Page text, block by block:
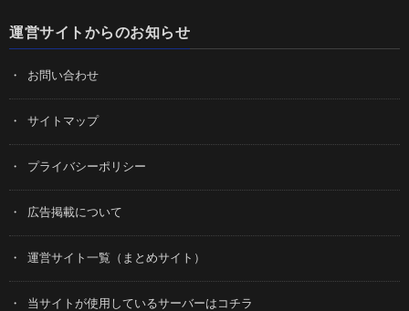
運営サイトからのお知らせ
お問い合わせ
サイトマップ
プライバシーポリシー
広告掲載について
運営サイト一覧（まとめサイト）
当サイトが使用しているサーバーはコチラ